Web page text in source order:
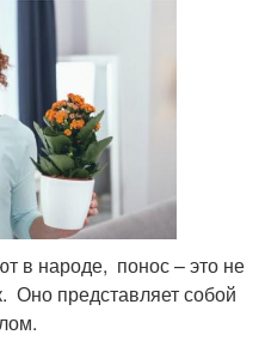
в народе, понос – это не
Оно представляет собой